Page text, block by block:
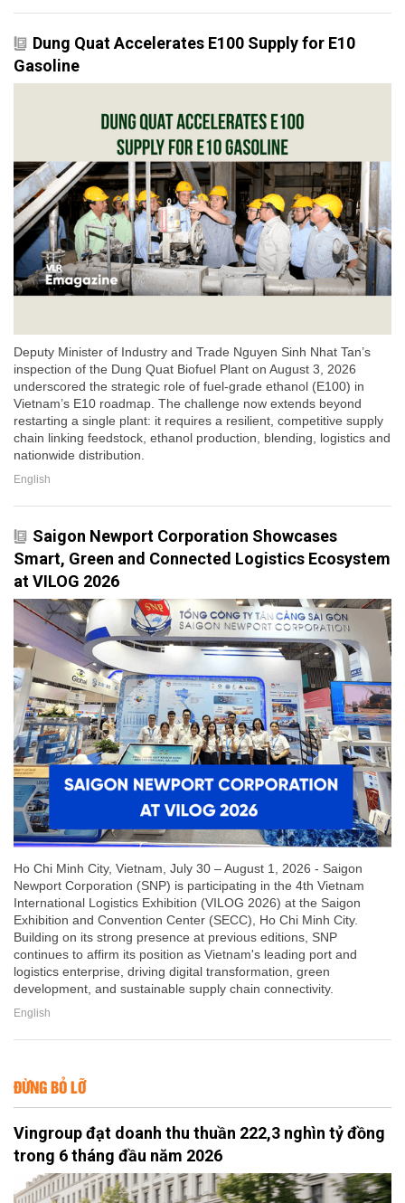
Dung Quat Accelerates E100 Supply for E10
Gasoline
Deputy Minister of Industry and Trade Nguyen Sinh Nhat Tan’s
inspection of the Dung Quat Biofuel Plant on August 3, 2026
underscored the strategic role of fuel-grade ethanol (E100) in
Vietnam’s E10 roadmap. The challenge now extends beyond
restarting a single plant: it requires a resilient, competitive supply
chain linking feedstock, ethanol production, blending, logistics and
nationwide distribution.
English
Saigon Newport Corporation Showcases
Smart, Green and Connected Logistics Ecosystem
at VILOG 2026
Ho Chi Minh City, Vietnam, July 30 – August 1, 2026 - Saigon
Newport Corporation (SNP) is participating in the 4th Vietnam
International Logistics Exhibition (VILOG 2026) at the Saigon
Exhibition and Convention Center (SECC), Ho Chi Minh City.
Building on its strong presence at previous editions, SNP
continues to affirm its position as Vietnam's leading port and
logistics enterprise, driving digital transformation, green
development, and sustainable supply chain connectivity.
English
ĐỪNG BỎ LỠ
Vingroup đạt doanh thu thuần 222,3 nghìn tỷ đồng
trong 6 tháng đầu năm 2026